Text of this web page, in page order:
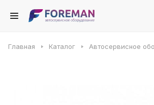
Главная Каталог Автосервисное